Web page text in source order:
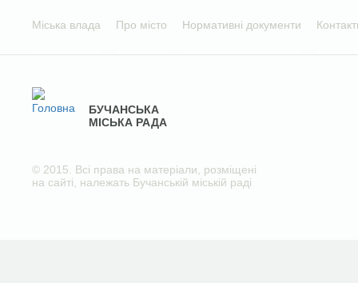
Міська влада Про місто Нормативні документи
БУЧАНСЬКА
МІСЬКА РАДА
© 2015. Всі права на матеріали, розміщені
на сайті, належать Бучанській міській раді